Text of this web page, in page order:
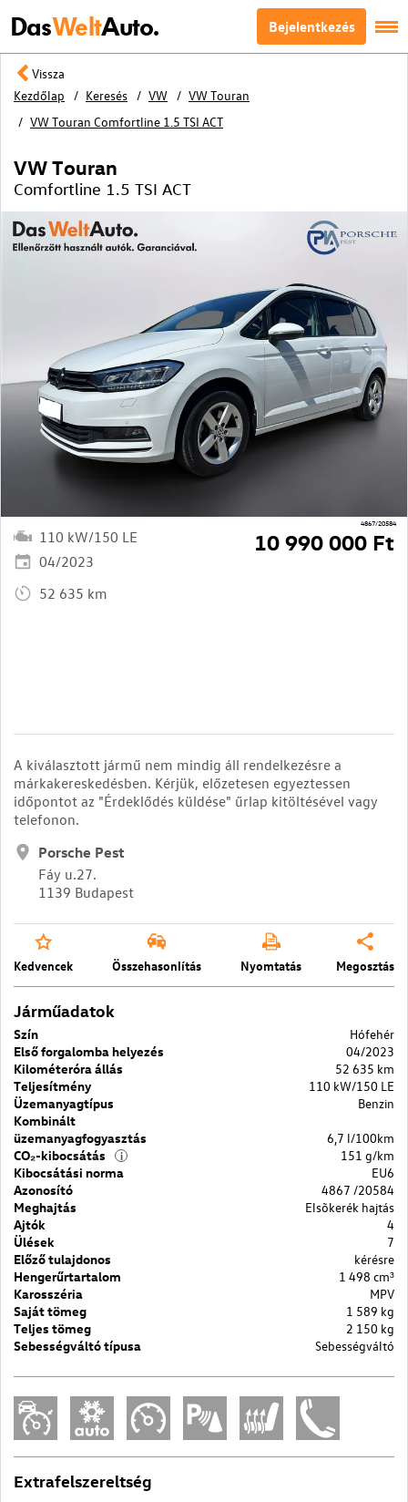
DasWeltAuto. Bejelentkezés
Vissza
Kezdőlap
Keresés VW
VW Touran
VW Touran Comfortline 1.5 TSI ACT
4867/20584
VW Touran
Comfortline 1.5 TSI ACT
110 kW/150 LE
04/2023
52 635 km
10 990 000 Ft
A kiválasztott jármű nem mindig áll rendelkezésre a
márkakereskedésben. Kérjük, előzetesen egyeztessen
időpontot az "Érdeklődés küldése" űrlap kitöltésével vagy
telefonon.
Porsche Pest
Fáy u.27.
1139 Budapest
Kedvencek Összehasonlítás Nyomtatás Megosztás
Járműadatok
Szín
Hófehér
Első forgalomba helyezés
04/2023
Kilométeróra állás
52 635 km
Teljesítmény
110 kW/150 LE
Üzemanyagtípus
Benzin
Kombinált
üzemanyagfogyasztás
6,7 l/100km
CO₂-kibocsátás
i
151 g/km
Kibocsátási norma
EU6
Azonosító
4867 /20584
Meghajtás
Elsõkerék hajtás
Ajtók
4
Ülések
7
Előző tulajdonos
kérésre
Hengerűrtartalom
1 498 cm³
Karosszéria
MPV
Saját tömeg
1 589 kg
Teljes tömeg
2 150 kg
Sebességváltó típusa
Sebességváltó
Extrafelszereltség